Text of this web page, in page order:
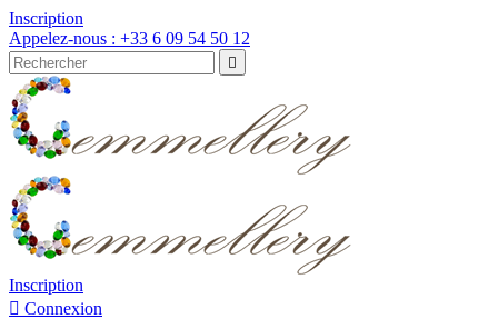
Inscription
Appelez-nous : +33 6 09 54 50 12

Inscription
 Connexion